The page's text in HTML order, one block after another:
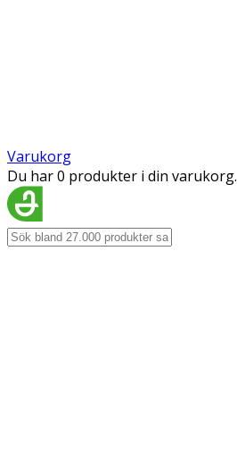
Varukorg
Du har 0 produkter i din varukorg.